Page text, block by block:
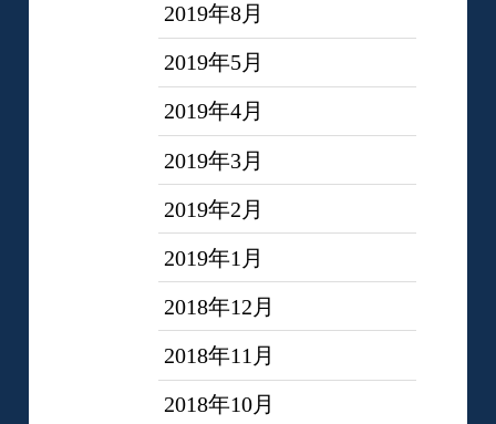
2019年8月
2019年5月
2019年4月
2019年3月
2019年2月
2019年1月
2018年12月
2018年11月
2018年10月